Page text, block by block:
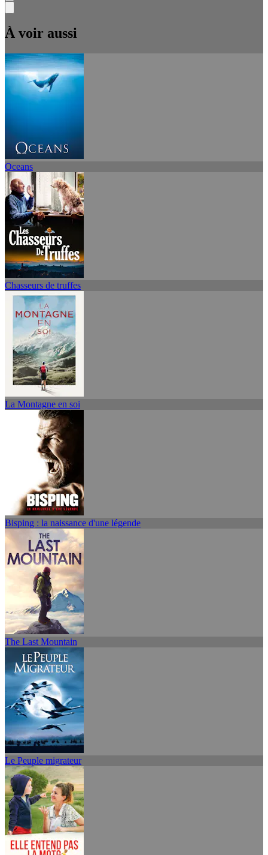
À voir aussi
Oceans
Chasseurs de truffes
La Montagne en soi
Bisping : la naissance d'une légende
The Last Mountain
Le Peuple migrateur